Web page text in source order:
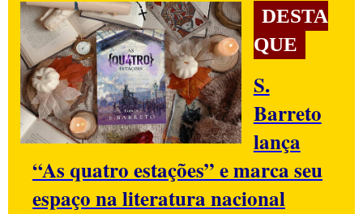
DESTA
QUE
S.
Barreto
lança
“As quatro estações” e marca seu
espaço na literatura nacional